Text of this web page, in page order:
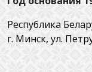
Республика
г. Минск, ул.